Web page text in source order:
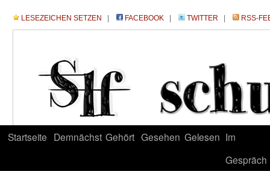
LESEZEICHEN SETZEN FACEBOOK TWITTER RSS-
Startseite Demnächst Gehört Gesehen Gelesen Im
Gespräch